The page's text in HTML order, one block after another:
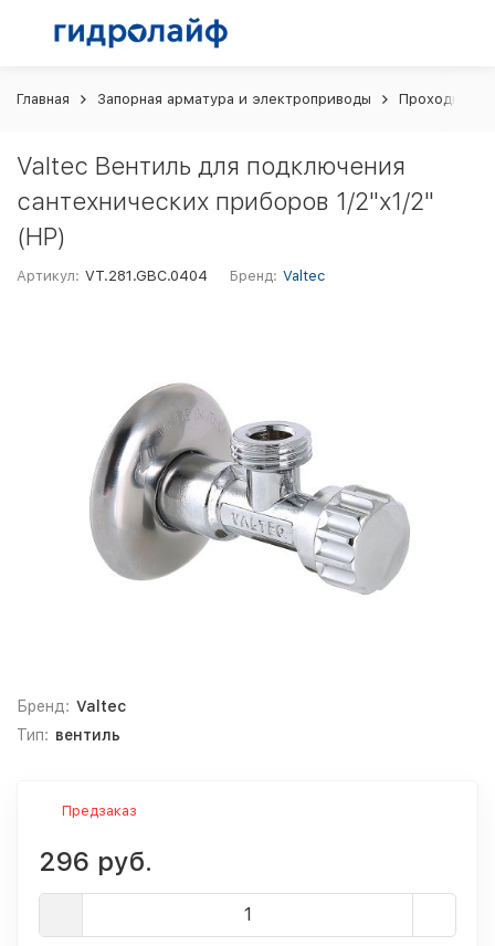
Главная Запорная арматура и электроприводы Проходной
Valtec Вентиль для подключения
сантехнических приборов 1/2"х1/2"
(НР)
Артикул: VT.281.GBC.0404 Бренд: Valtec
Бренд: Valtec
Тип: вентиль
Предзаказ
296 руб.